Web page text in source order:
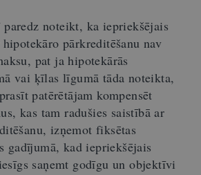
noteikt, ka iepriekšējais
pārkreditēšanu nav
pat ja hipotekārās
vai ķīlas līgumā tāda noteikta,
patērētājam kompensēt
kas tam radušies saistībā ar
izņemot fiksētas
gadījumā, kad iepriekšējais
saņemt godīgu un objektīvi